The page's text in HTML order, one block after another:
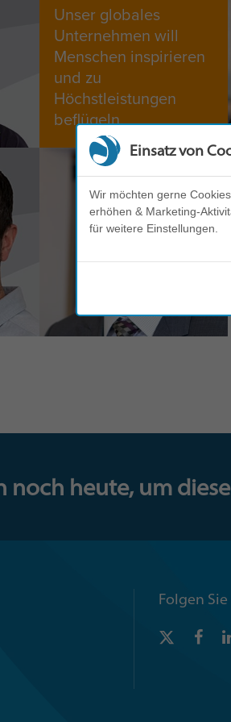
Unser globales
Unternehmen will
Menschen inspirieren
und zu
Höchstleistungen
beflügeln.
noch heute, um
Folgen Sie
Einsatz von
Wir möchten gerne
erhöhen & Marketing-
für weitere Einstellungen.